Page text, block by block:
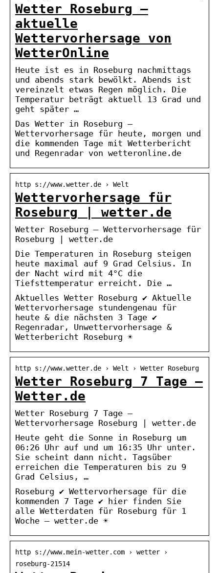
Wetter Roseburg –
aktuelle
Wettervorhersage von
WetterOnline
Heute ist es in Roseburg nachmittags
und abends stark bewölkt. Abends ist
vereinzelt etwas Regen möglich. Die
Temperatur beträgt aktuell 13 Grad und
geht später …
Das Wetter in Roseburg –
Wettervorhersage für heute, morgen und
die kommenden Tage mit Wetterbericht
und Regenradar von wetteronline.de
http s://www.wetter.de › Welt
Wettervorhersage für
Roseburg | wetter.de
Wetter Roseburg – Wettervorhersage für
Roseburg | wetter.de
Die Temperaturen in Roseburg steigen
heute maximal auf 9 Grad Celsius. In
der Nacht wird mit 4°C die
Tiefsttemperatur erreicht. Die …
Aktuelles Wetter Roseburg ✔ Aktuelle
Wettervorhersage stundengenau für
heute & die nächsten 3 Tage ✔
Regenradar, Unwettervorhersage &
Wetterbericht Roseburg ☀
http s://www.wetter.de › Welt › Wetter Roseburg
Wetter Roseburg 7 Tage –
Wetter.de
Wetter Roseburg 7 Tage –
Wettervorhersage Roseburg | wetter.de
Heute geht die Sonne in Roseburg um
06:26 Uhr auf und um 16:35 Uhr unter.
Sie scheint dann nicht. Tagsüber
erreichen die Temperaturen bis zu 9
Grad Celsius, …
Roseburg ✔ Wettervorhersage für die
kommenden 7 Tage ✔ hier finden Sie
alle Wetterdaten für Roseburg für 1
Woche – wetter.de ☀
http s://www.mein-wetter.com › wetter ›
roseburg-21514